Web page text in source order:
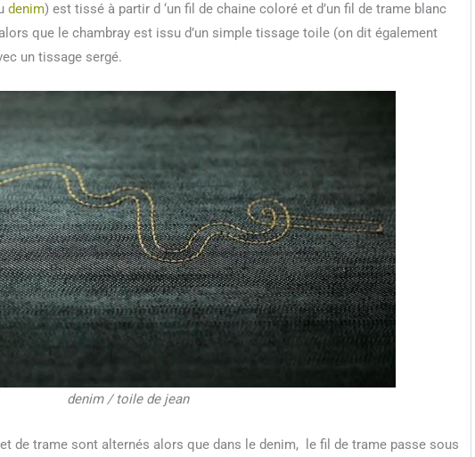
denim) est tissé à partir d ‘un fil de chaine coloré et d’un fil de trame blanc
que le chambray est issu d’un simple tissage toile (on dit également
un tissage sergé.
denim / toile de jean
de trame sont alternés alors que dans le denim, le fil de trame passe sous